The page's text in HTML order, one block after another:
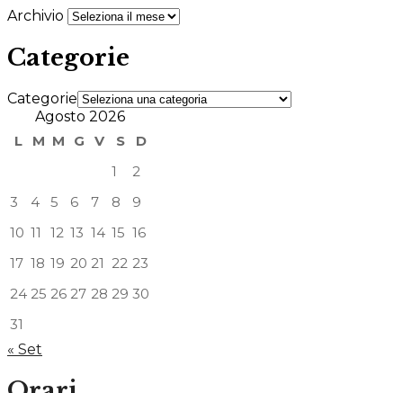
Archivio
Categorie
Categorie
Agosto 2026
L
M M G V S
D
1
2
3
4 5 6 7 8
9
10 11 12 13 14 15 16
17 18 19 20 21 22 23
24 25 26 27 28 29 30
31
« Set